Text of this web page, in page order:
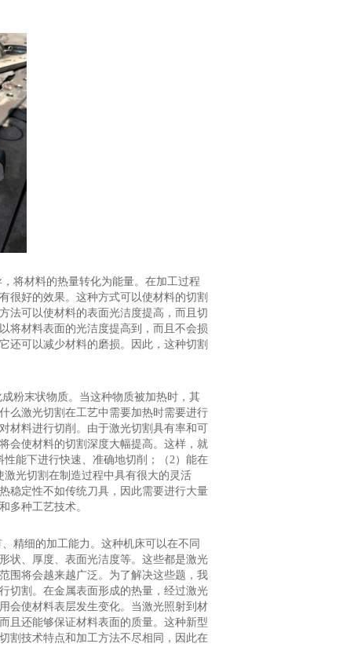
将材料的热量转化为能量。在加工过程
很好的效果。这种方式可以使材料的切割
法可以使材料的表面光洁度提高，而且切
将材料表面的光洁度提高到，而且不会损
还可以减少材料的磨损。因此，这种切割
粉末状物质。当这种物质被加热时，其
么激光切割在工艺中需要加热时需要进行
材料进行切削。由于激光切割具有率和可
会使材料的切割深度大幅提高。这样，就
能下进行快速、准确地切削；（2）能在
光切割在制造过程中具有很大的灵活
稳定性不如传统刀具，因此需要进行大量
多种工艺技术。
精细的加工能力。这种机床可以在不同
状、厚度、表面光洁度等。这些都是激光
围将会越来越广泛。为了解决这些题，我
切割。在金属表面形成的热量，经过激光
会使材料表层发生变化。当激光照射到材
且还能够保证材料表面的质量。这种新型
割技术特点和加工方法不尽相同，因此在